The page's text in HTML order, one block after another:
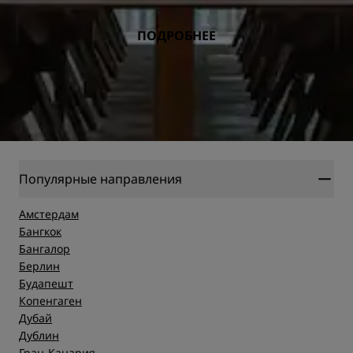
ПОДРОБНЕЕ
Популярные направления
Амстердам
Бангкок
Бангалор
Берлин
Будапешт
Копенгаген
Дубай
Дублин